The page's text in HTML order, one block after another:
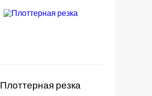
Плоттерная резка